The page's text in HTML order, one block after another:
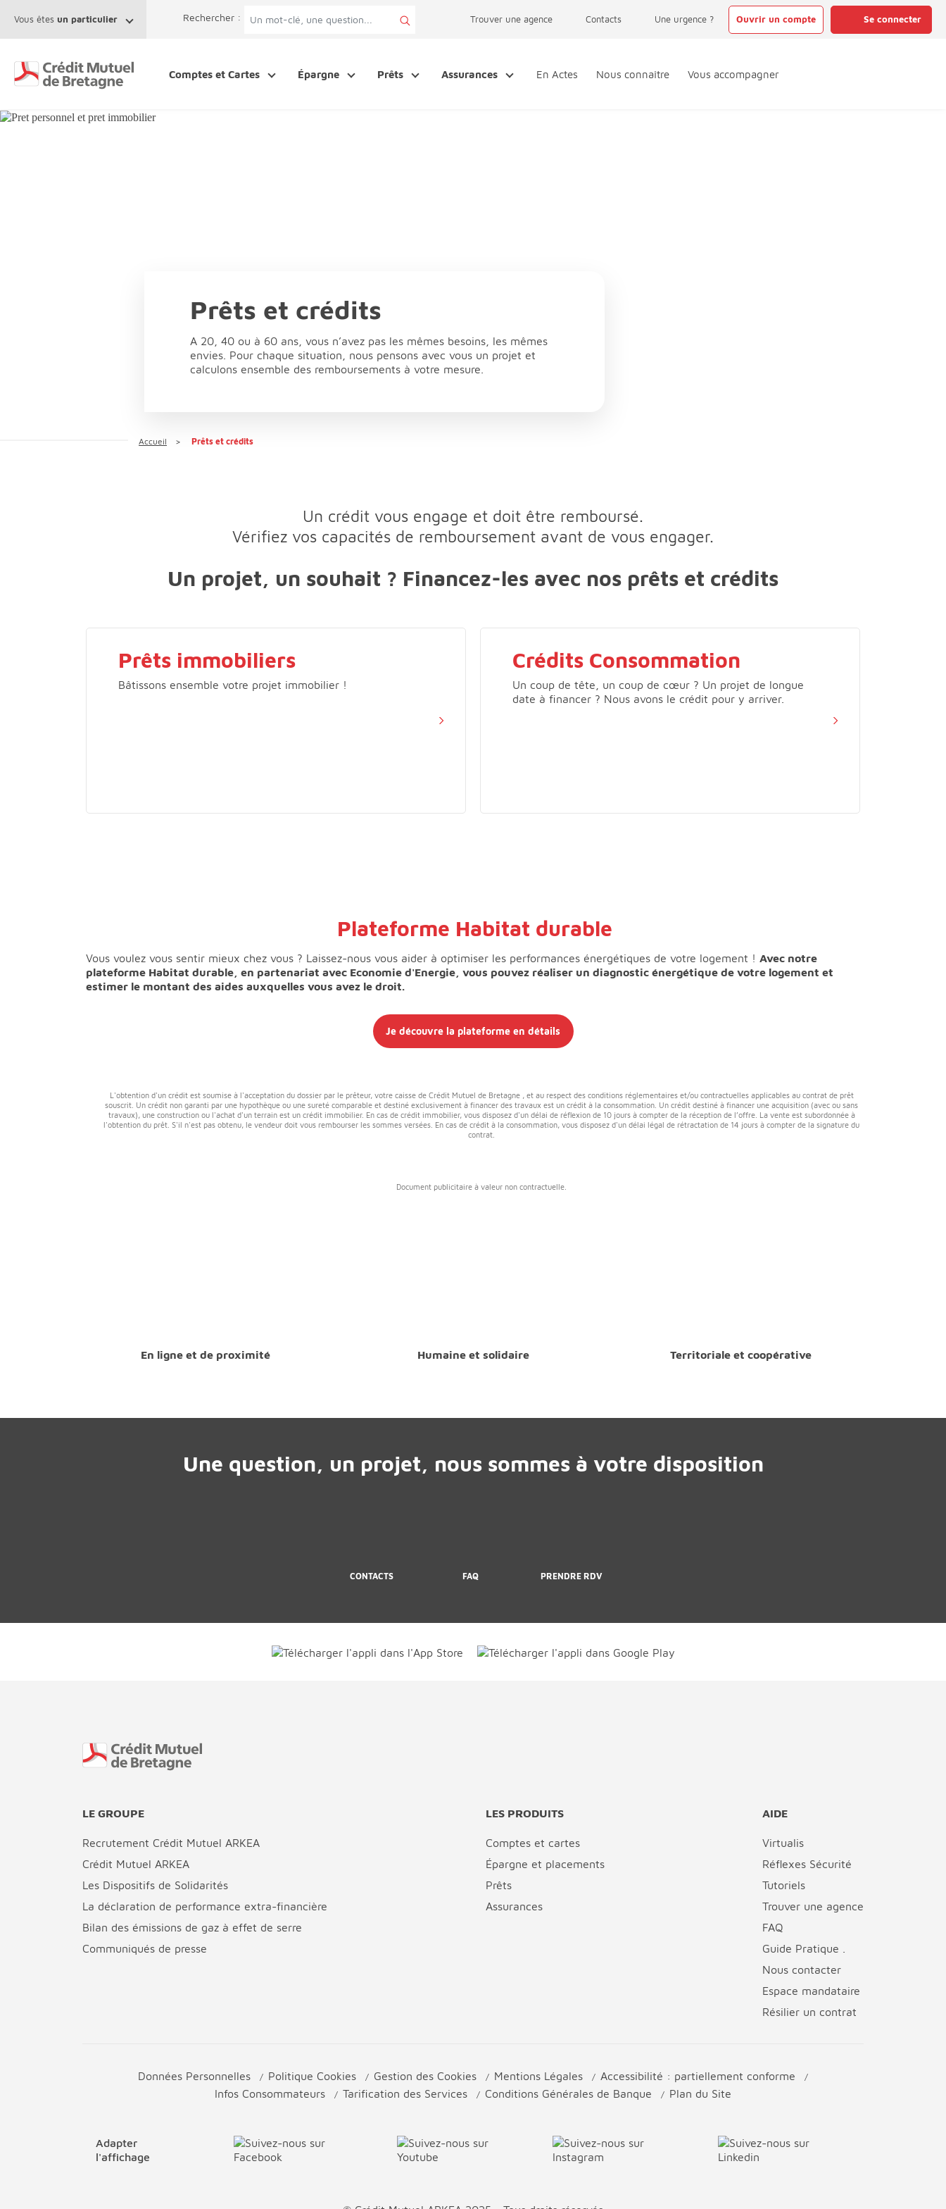
Vous êtes un particulier Rechercher : Trouver une agence Contacts Une urgence ? Ouvrir un compte Se connecter
Comptes et Cartes Épargne Prêts Assurances En Actes Nous connaître Vous accompagner
Prêts et crédits
A 20, 40 ou à 60 ans, vous n’avez pas les mêmes besoins, les mêmes
envies. Pour chaque situation, nous pensons avec vous un projet et
calculons ensemble des remboursements à votre mesure.
Accueil Prêts et crédits
Un crédit vous engage et doit être remboursé.
Vérifiez vos capacités de remboursement avant de vous engager.
Un projet, un souhait ? Financez-les avec nos prêts et crédits
Prêts immobiliers
Bâtissons ensemble votre projet immobilier !
Crédits Consommation
Un coup de tête, un coup de cœur ? Un projet de longue
date à financer ? Nous avons le crédit pour y arriver.
Plateforme Habitat durable
Vous voulez vous sentir mieux chez vous ? Laissez-nous vous aider à optimiser les performances énergétiques de votre logement ! Avec notre
plateforme Habitat durable, en partenariat avec Economie d'Energie, vous pouvez réaliser un diagnostic énergétique de votre logement et
estimer le montant des aides auxquelles vous avez le droit.
Je découvre la plateforme en détails
L'obtention d'un crédit est soumise à l'acceptation du dossier par le prêteur, votre caisse de Crédit Mutuel de Bretagne , et au respect des conditions réglementaires et/ou contractuelles applicables au contrat de prêt
souscrit. Un crédit non garanti par une hypothèque ou une sureté comparable et destiné exclusivement à financer des travaux est un crédit à la consommation. Un crédit destiné à financer une acquisition (avec ou sans
travaux), une construction ou l'achat d'un terrain est un crédit immobilier. En cas de crédit immobilier, vous disposez d'un délai de réflexion de 10 jours à compter de la réception de l’offre. La vente est subordonnée à
l'obtention du prêt. S'il n'est pas obtenu, le vendeur doit vous rembourser les sommes versées. En cas de crédit à la consommation, vous disposez d'un délai légal de rétractation de 14 jours à compter de la signature du
contrat.
Document publicitaire à valeur non contractuelle.
En ligne et de proximité Humaine et solidaire Territoriale et coopérative
Une question, un projet, nous sommes à votre disposition
CONTACTS FAQ PRENDRE RDV
LE GROUPE
Recrutement Crédit Mutuel ARKEA
Crédit Mutuel ARKEA
Les Dispositifs de Solidarités
La déclaration de performance extra-financière
Bilan des émissions de gaz à effet de serre
Communiqués de presse
LES PRODUITS
Comptes et cartes
Épargne et placements
Prêts
Assurances
AIDE
Virtualis
Réflexes Sécurité
Tutoriels
Trouver une agence
FAQ
Guide Pratique .
Nous contacter
Espace mandataire
Résilier un contrat
Données Personnelles Politique Cookies Gestion des Cookies Mentions Légales
Accessibilité : partiellement conforme
Infos Consommateurs
Tarification des Services Conditions Générales de Banque Plan du Site
Adapter
l'affichage
Fin de page